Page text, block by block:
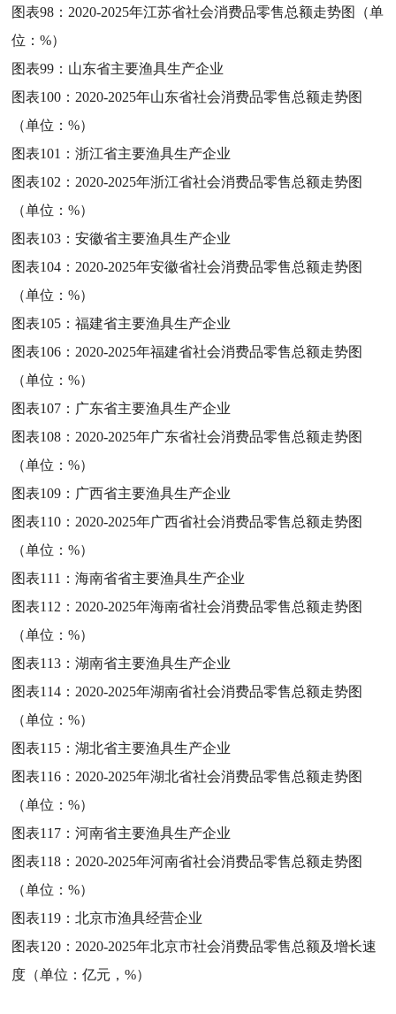
图表98： 2020-2025年江苏省社会消费品零售总额走势图（单
位：%）
图表99： 山东省主要渔具生产企业
图表100： 2020-2025年山东省社会消费品零售总额走势图
（单位：%）
图表101：浙江省主要渔具生产企业
图表102： 2020-2025年浙江省社会消费品零售总额走势图
（单位：%）
图表103：安徽省主要渔具生产企业
图表104： 2020-2025年安徽省社会消费品零售总额走势图
（单位：%）
图表105：福建省主要渔具生产企业
图表106： 2020-2025年福建省社会消费品零售总额走势图
（单位：%）
图表107： 广东省主要渔具生产企业
图表108： 2020-2025年广东省社会消费品零售总额走势图
（单位：%）
图表109： 广西省主要渔具生产企业
图表110： 2020-2025年广西省社会消费品零售总额走势图
（单位：%）
图表111：海南省省主要渔具生产企业
图表112： 2020-2025年海南省社会消费品零售总额走势图
（单位：%）
图表113：湖南省主要渔具生产企业
图表114： 2020-2025年湖南省社会消费品零售总额走势图
（单位：%）
图表115：湖北省主要渔具生产企业
图表116： 2020-2025年湖北省社会消费品零售总额走势图
（单位：%）
图表117：河南省主要渔具生产企业
图表118： 2020-2025年河南省社会消费品零售总额走势图
（单位：%）
图表119：北京市渔具经营企业
图表120： 2020-2025年北京市社会消费品零售总额及增长速
度（单位：亿元，%）